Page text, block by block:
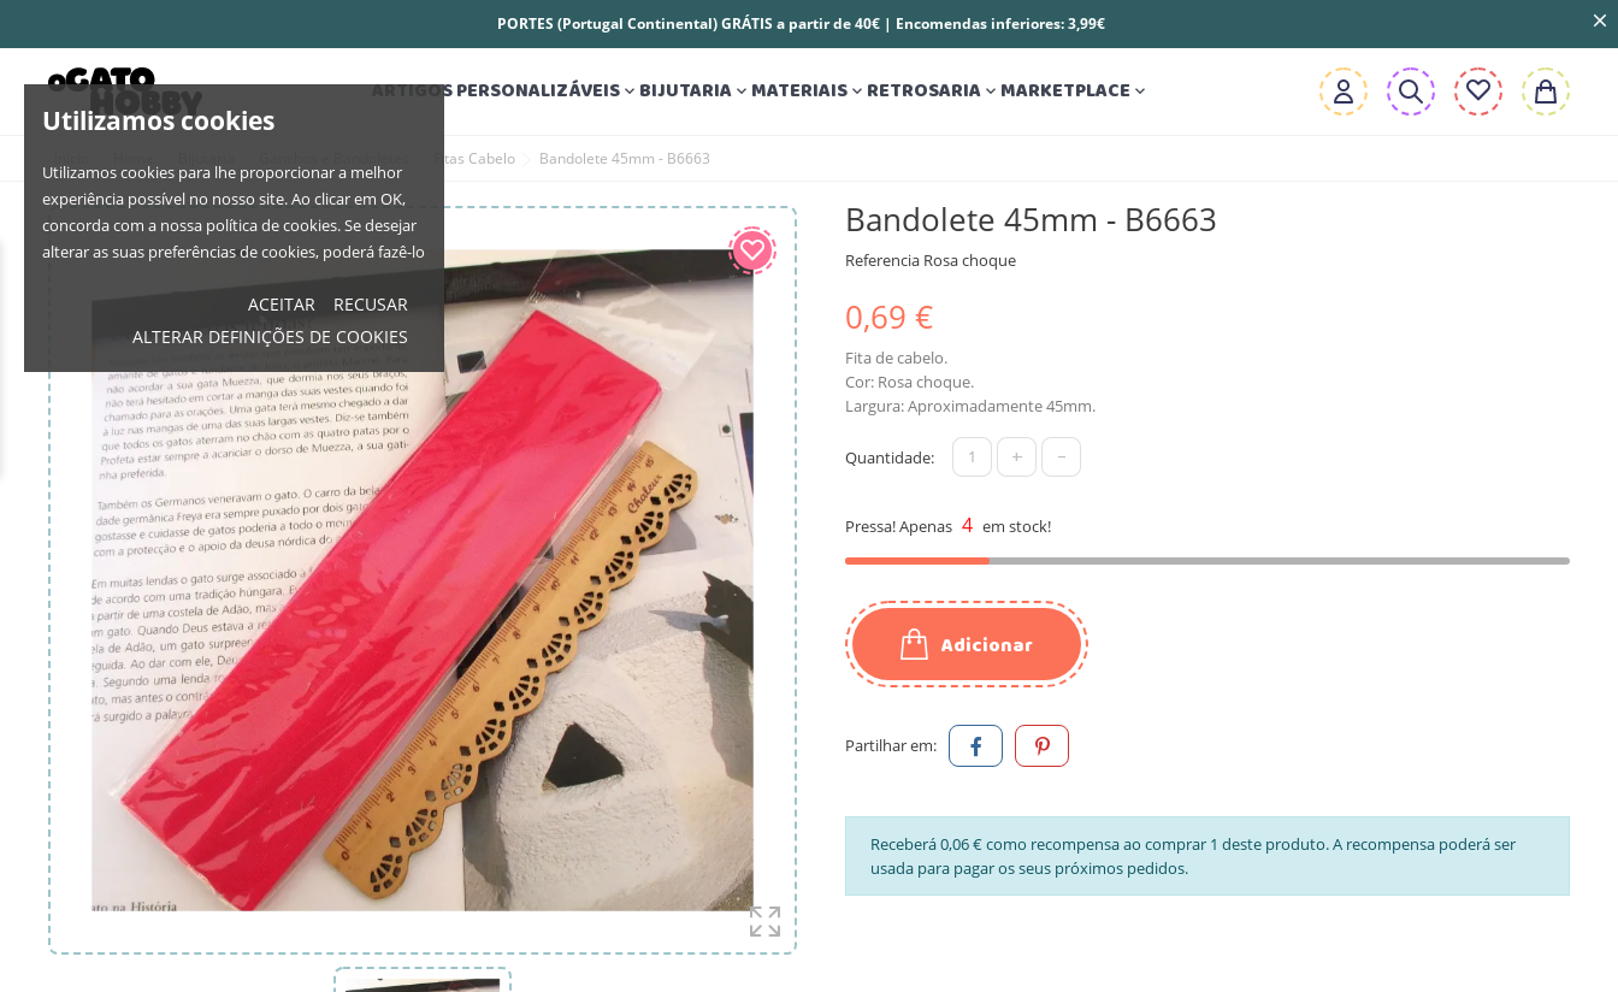
Utilizamos cookies
Utilizamos cookies para lhe proporcionar a melhor
experiência possível no nosso site. Ao clicar em OK,
concorda com a nossa política de cookies. Se desejar
alterar as suas preferências de cookies, poderá fazê-lo
ACEITAR
RECUSAR
ALTERAR DEFINIÇÕES DE COOKIES
PORTES (Portugal Continental) GRÁTIS a partir de 40€ | Encomendas inferiores: 3,99€
ARTIGOS PERSONALIZÁVEIS BIJUTARIA MATERIAIS RETROSARIA MARKETPLACE 
Fitas Cabelo Bandolete 45mm - B6663
Bandolete 45mm - B6663
Referencia Rosa choque
0,69 €
Fita de cabelo.
Cor: Rosa choque.
Largura: Aproximadamente 45mm.
Quantidade: + -
Pressa! Apenas 4 em stock!
Adicionar
Partilhar em:
Receberá 0,06 € como recompensa ao comprar 1 deste produto. A recompensa poderá ser
usada para pagar os seus próximos pedidos.